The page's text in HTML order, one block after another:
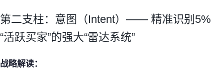
第二支柱：意图（Intent）—— 精准识别5%
“活跃买家”的强大“雷达系统”
战略解读：